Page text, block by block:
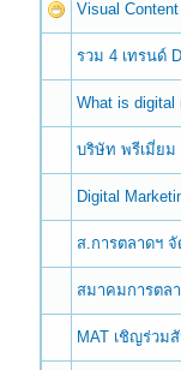
Visual
รวม 4 เทรนด์
What is digital
บริษัท พรีเมี่ยม
Digital
ส.การตลาดฯ จั
สมาคมการตลา
MAT เชิญร่วม